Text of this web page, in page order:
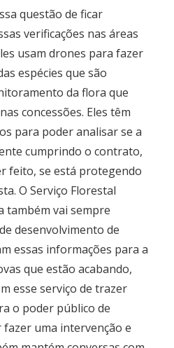
questão de ficar
verificações nas áreas
usam drones para fazer
espécies que são
da flora que
concessões. Eles têm
para poder analisar se a
cumprindo o contrato,
feito, se está protegendo
O Serviço Florestal
também vai sempre
desenvolvimento de
essas informações para a
que estão acabando,
esse serviço de trazer
o poder público de
uma intervenção e